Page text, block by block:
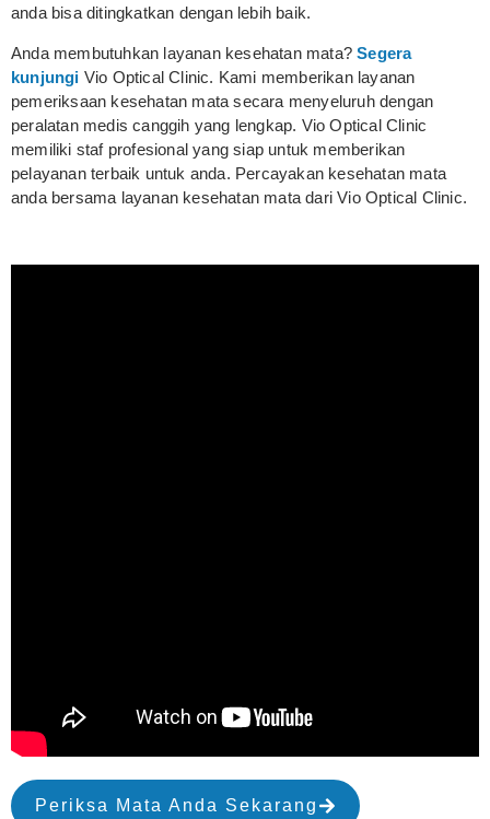
anda bisa ditingkatkan dengan lebih baik.
Anda membutuhkan layanan kesehatan mata?Segera
kunjungi Vio Optical Clinic. Kami memberikan layanan
pemeriksaan kesehatan mata secara menyeluruh dengan
peralatan medis canggih yang lengkap. Vio Optical Clinic
memiliki staf profesional yang siap untuk memberikan
pelayanan terbaik untuk anda. Percayakan kesehatan mata
anda bersama layanan kesehatan mata dari Vio Optical Clinic.
Periksa Mata Anda Sekarang